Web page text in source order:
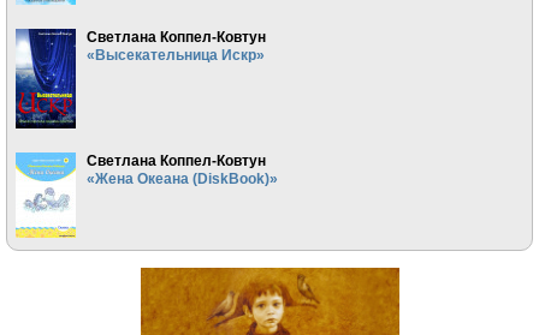
Светлана Коппел-Ковтун
«Высекательница Искр»
Светлана Коппел-Ковтун
«Жена Океана (DiskBook)»